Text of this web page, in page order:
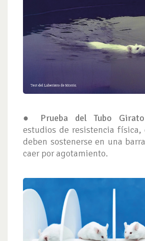
● Prueba del Tubo
estudios de resistencia física,
deben sostenerse en una
caer por agotamiento.